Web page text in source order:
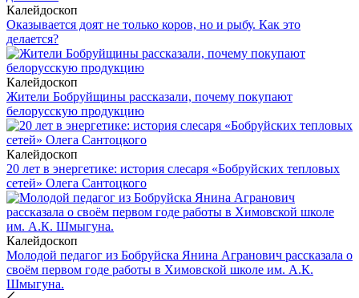
Калейдоскоп
Оказывается доят не только коров, но и рыбу. Как это
делается?
Калейдоскоп
Жители Бобруйщины рассказали, почему покупают
белорусскую продукцию
Калейдоскоп
20 лет в энергетике: история слесаря «Бобруйских тепловых
сетей» Олега Сантоцкого
Калейдоскоп
Молодой педагог из Бобруйска Янина Агранович рассказала о
своём первом годе работы в Химовской школе им. А.К.
Шмыгуна.